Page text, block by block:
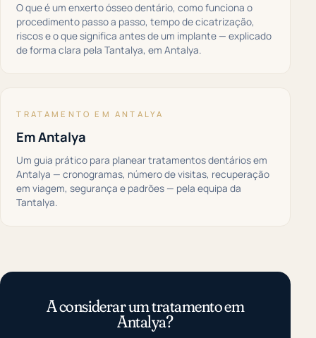
O que é um enxerto ósseo dentário, como funciona o
procedimento passo a passo, tempo de cicatrização,
riscos e o que significa antes de um implante — explicado
de forma clara pela Tantalya, em Antalya.
TRATAMENTO EM ANTALYA
Em Antalya
Um guia prático para planear tratamentos dentários em
Antalya — cronogramas, número de visitas, recuperação
em viagem, segurança e padrões — pela equipa da
Tantalya.
A considerar um tratamento em
Antalya?